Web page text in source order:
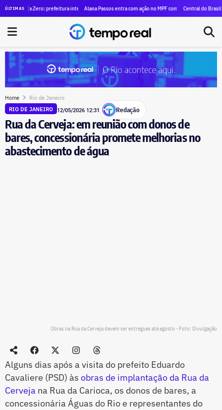
ÚLTIMASlegislativa a Ricardo Couto
Zero: prefeitura interdita depósitos ilegais e fecha frigoríficos ligados ao crime no Leblon
Alana Passos entra com ação no MPF contra André Janones por
Central do Brasil vai
Home Rio de Janeiro
RIO DE JANEIRO 12/05/2026 12:31 Redação
Rua da Cerveja: em reunião com donos de
bares, concessionária promete melhorias no
abastecimento de água
Obras na Rua da Cerveja devem ser entregues até agosto - Foto: Divulgação
Alguns dias após a visita do prefeito Eduardo
Cavaliere (PSD) às obras de implantação da Rua da
Cerveja na Rua da Carioca, os donos de bares, a
concessionária Águas do Rio e representantes do